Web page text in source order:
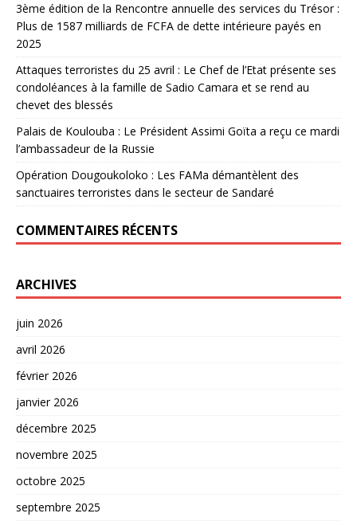
3ème édition de la Rencontre annuelle des services du Trésor :
Plus de 1587 milliards de FCFA de dette intérieure payés en
2025
Attaques terroristes du 25 avril : Le Chef de l’Etat présente ses
condoléances à la famille de Sadio Camara et se rend au
chevet des blessés
Palais de Koulouba : Le Président Assimi Goïta a reçu ce mardi
l’ambassadeur de la Russie
Opération Dougoukoloko : Les FAMa démantèlent des
sanctuaires terroristes dans le secteur de Sandaré
COMMENTAIRES RÉCENTS
ARCHIVES
juin 2026
avril 2026
février 2026
janvier 2026
décembre 2025
novembre 2025
octobre 2025
septembre 2025